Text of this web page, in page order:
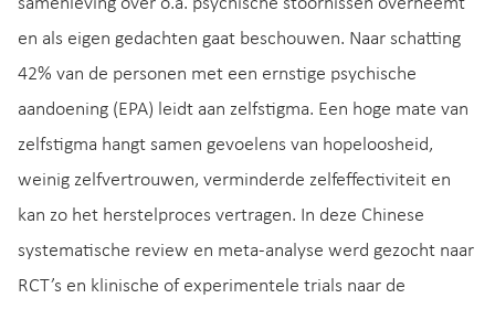
en als eigen gedachten gaat beschouwen. Naar schatting
42% van de personen met een ernstige psychische
aandoening (EPA) leidt aan zelfstigma. Een hoge mate van
zelfstigma hangt samen gevoelens van hopeloosheid,
weinig zelfvertrouwen, verminderde zelfeffectiviteit en
kan zo het herstelproces vertragen. In deze Chinese
systematische review en meta-analyse werd gezocht naar
RCT’s en klinische of experimentele trials naar de